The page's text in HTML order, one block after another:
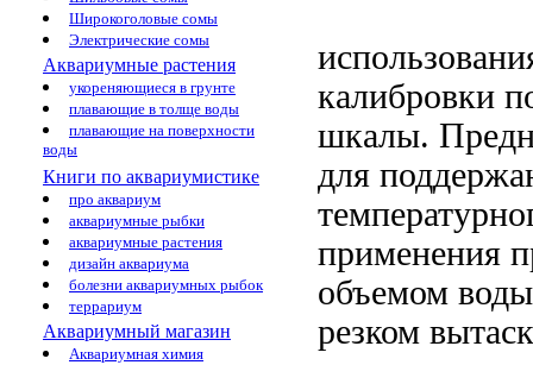
Широкоголовые сомы
Электрические сомы
Аквариумные растения
укореняющиеся в грунте
плавающие в толще воды
плавающие на поверхности
воды
Книги по аквариумистике
про аквариум
аквариумные рыбки
аквариумные растения
дизайн аквариума
болезни аквариумных рыбок
террариум
Аквариумный магазин
Аквариумная химия
калибровки
шкалы.
для
применения
объемом
резком